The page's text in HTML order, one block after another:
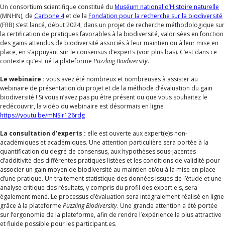
Un consortium scientifique constitué du Muséum national d’Histoire naturelle
(MNHN), de Carbone 4et de la Fondation pour la recherche sur la biodiversité
(FRB) s’est lancé, début 2024, dans un projet de recherche méthodologique sur
la certification de pratiques favorables à la biodiversité, valorisées en fonction
des gains attendus de biodiversité associés à leur maintien ou à leur mise en
place, en s’appuyant sur le consensus d’experts (voir plus bas). C’est dans ce
contexte qu’est né la plateforme Puzzling Biodiversity.
Le webinaire : vous avez été nombreux et nombreuses à assister au
webinaire de présentation du projet et de la méthode d’évaluation du gain
biodiversité ! Si vous n’avez pas pu être présent ou que vous souhaitez le
redécouvrir, la vidéo du webinaire est désormais en ligne :
https://youtu.be/mNSlr126rdg
La consultation d’experts : elle est ouverte aux expert(e)s non-
académiques et académiques. Une attention particulière sera portée à la
quantification du degré de consensus, aux hypothèses sous-jacentes
d’additivité des différentes pratiques listées et les conditions de validité pour
associer un gain moyen de biodiversité au maintien et/ou à la mise en place
d’une pratique. Un traitement statistique des données issues de l’étude et une
analyse critique des résultats, y compris du profil des expert·e·s, sera
également mené. Le processus d’évaluation sera intégralement réalisé en ligne
grâce à la plateforme Puzzling Biodiversity. Une grande attention a été portée
sur l’ergonomie de la plateforme, afin de rendre l’expérience la plus attractive
et fluide possible pour les participant.es.